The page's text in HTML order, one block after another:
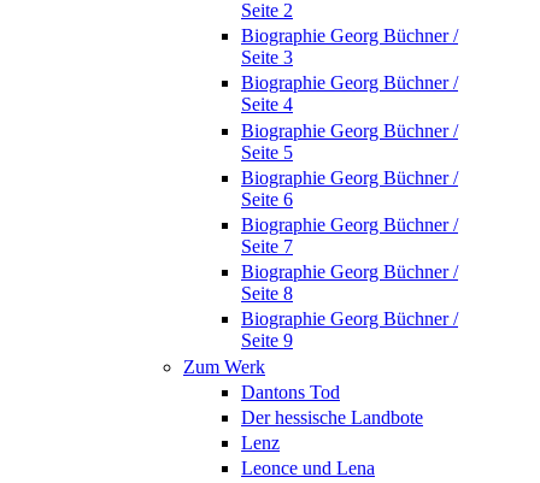
Seite 2
Biographie Georg Büchner /
Seite 3
Biographie Georg Büchner /
Seite 4
Biographie Georg Büchner /
Seite 5
Biographie Georg Büchner /
Seite 6
Biographie Georg Büchner /
Seite 7
Biographie Georg Büchner /
Seite 8
Biographie Georg Büchner /
Seite 9
Zum Werk
Dantons Tod
Der hessische Landbote
Lenz
Leonce und Lena